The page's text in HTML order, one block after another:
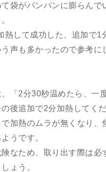
袋がパンパンに膨らんで
熱して成功した、追加で1
声も多かったので参考に
「2分30秒温めたら、一
後追加で2分加熱してく
加熱のムラが無くなり、
うです。
なため、取り出す際は必
ょう。